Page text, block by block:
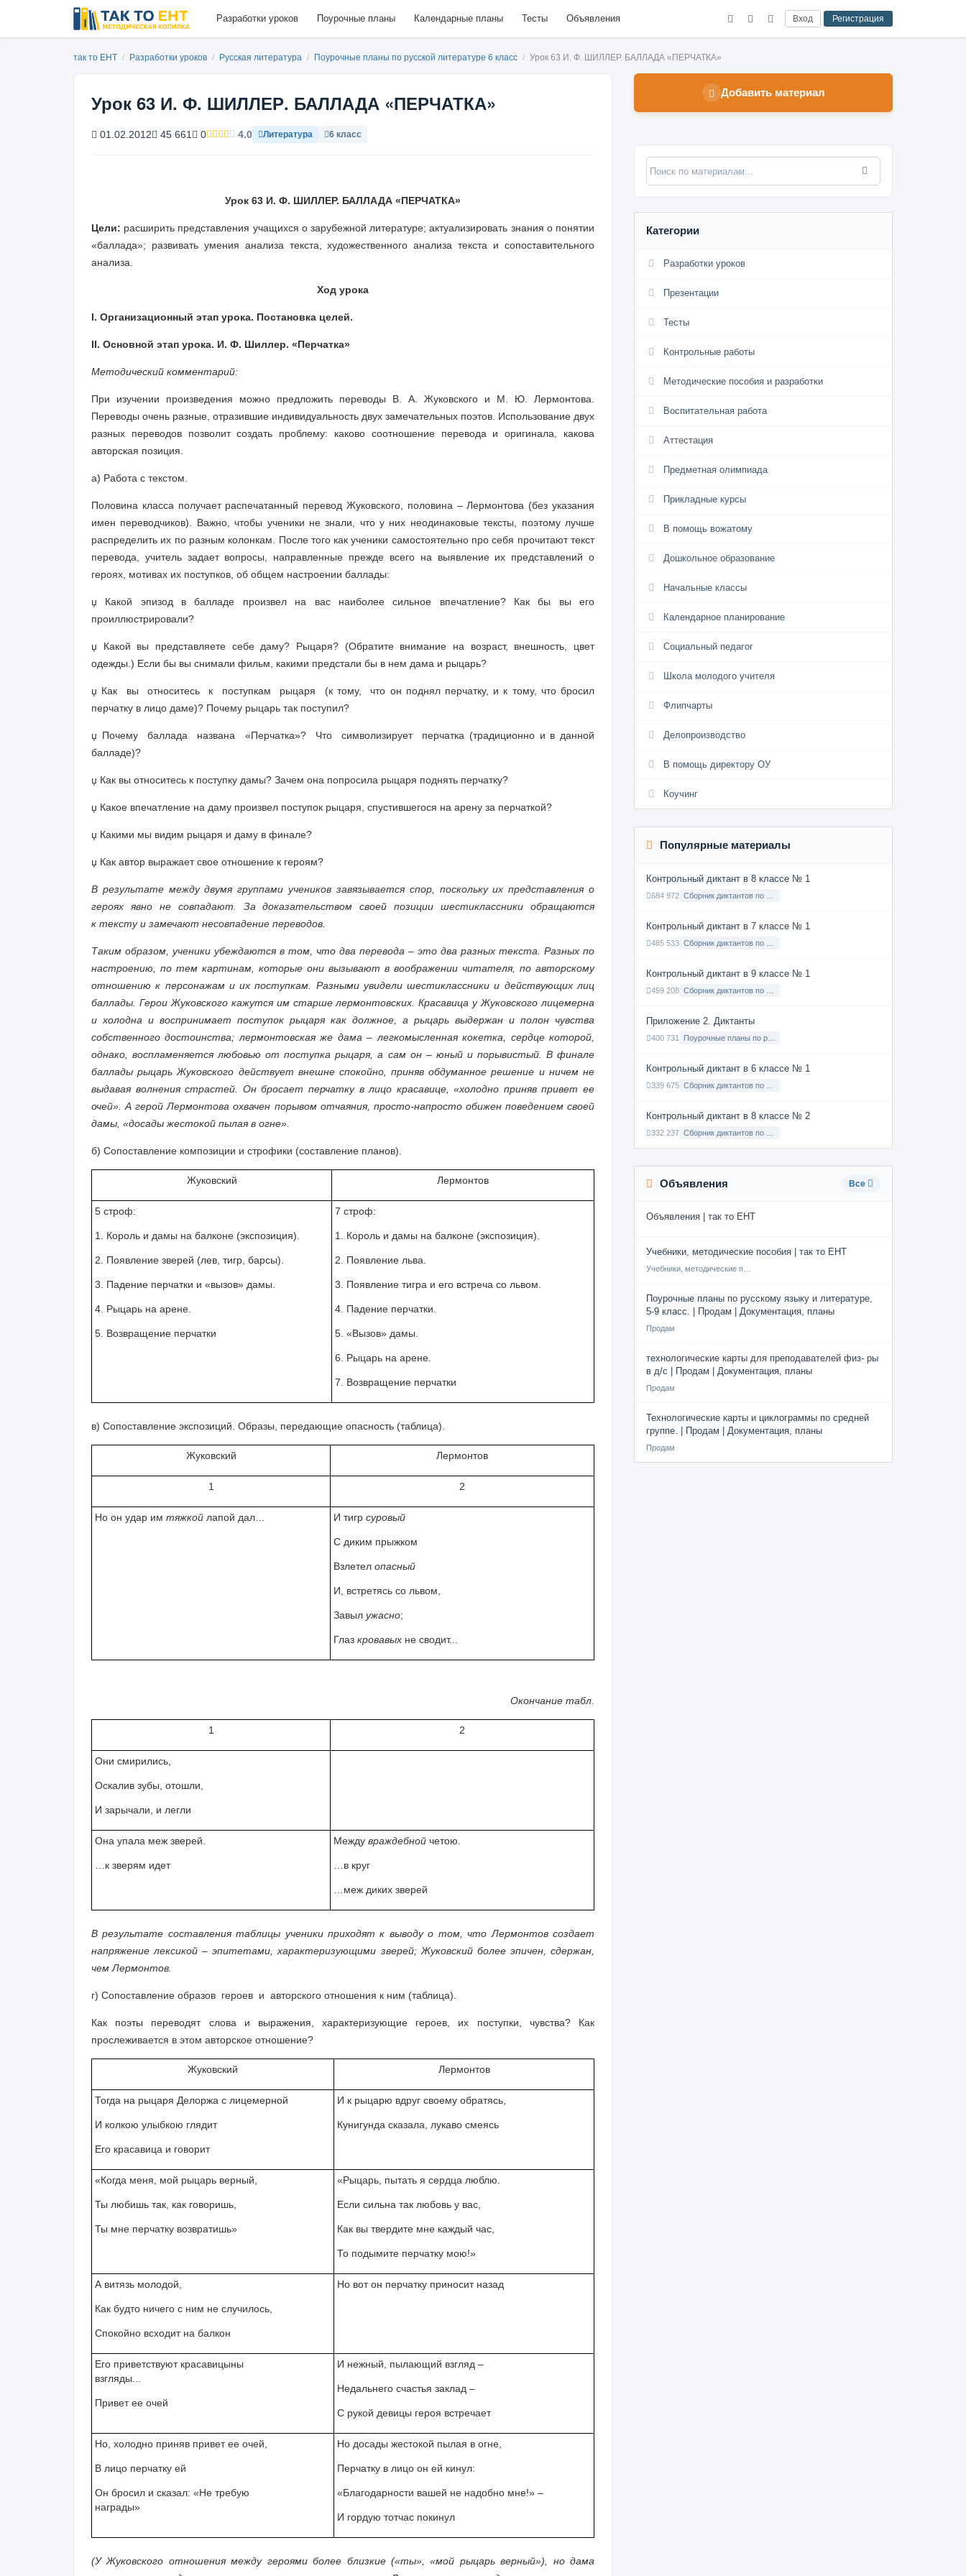
Разработки уроков Поурочные планы Календарные планы Тесты Объявления Вход Регистрация
так то ЕНТ / Разработки уроков / Русская литература / Поурочные планы по русской литературе 6 класс / Урок 63 И. Ф. ШИЛЛЕР. БАЛЛАДА «ПЕРЧАТКА»
Урок 63 И. Ф. ШИЛЛЕР. БАЛЛАДА «ПЕРЧАТКА»
01.02.2012 45 661 0 4.0 Литература 6 класс
Урок 63 И. Ф. ШИЛЛЕР. БАЛЛАДА «ПЕРЧАТКА»
Цели: расширить представления учащихся о зарубежной литературе; актуализировать знания о понятии
«баллада»; развивать умения анализа текста, художественного анализа текста и сопоставительного
анализа.
Ход урока
I. Организационный этап урока. Постановка целей.
II. Основной этап урока. И. Ф. Шиллер. «Перчатка»
Методический комментарий:
При изучении произведения можно предложить переводы В. А. Жуковского и М. Ю. Лермонтова.
Переводы очень разные, отразившие индивидуальность двух замечательных поэтов. Использование двух
разных переводов позволит создать проблему: каково соотношение перевода и оригинала, какова
авторская позиция.
а) Работа с текстом
Половина класса получает распечатанный перевод Жуковского, половина – Лермонтова (без указания
имен переводчиков). Важно, чтобы ученики не знали, что у них неодинаковые тексты, поэтому лучше
распределить их по разным колонкам. После того как ученики самостоятельно про себя прочитают текст
перевода, учитель задает вопросы, направленные прежде всего на выявление их представлений о
героях, мотивах их поступков, об общем настроении баллады:
џ Какой эпизод в балладе произвел на вас наиболее сильное впечатление? Как бы вы его
проиллюстрировали?
џ Какой вы представляете себе даму? Рыцаря? (Обратите внимание на возраст, внешность, цвет
одежды.) Если бы вы снимали фильм, какими предстали бы в нем дама и рыцарь?
џ Как вы относитесь к поступкам рыцаря (к тому, что он поднял перчатку, и к тому, что бросил
перчатку в лицо даме)? Почему рыцарь так поступил?
џ Почему баллада названа «Перчатка»? Что символизирует перчатка (традиционно и в данной
балладе)?
џ Как вы относитесь к поступку дамы? Зачем она попросила рыцаря поднять перчатку?
џ Какое впечатление на даму произвел поступок рыцаря, спустившегося на арену за перчаткой?
џ Какими мы видим рыцаря и даму в финале?
џ Как автор выражает свое отношение к героям?
В результате между двумя группами учеников завязывается спор, поскольку их представления о
героях явно не совпадают. За доказательством своей позиции шестиклассники обращаются
к тексту и замечают несовпадение переводов.
Таким образом, ученики убеждаются в том, что два перевода – это два разных текста. Разных по
настроению, по тем картинам, которые они вызывают в воображении читателя, по авторскому
отношению к персонажам и их поступкам. Разными увидели шестиклассники и действующих лиц
баллады. Герои Жуковского кажутся им старше лермонтовских. Красавица у Жуковского лицемерна
и холодна и воспринимает поступок рыцаря как должное, а рыцарь выдержан и полон чувства
собственного достоинства; лермонтовская же дама – легкомысленная кокетка, сердце которой,
однако, воспламеняется любовью от поступка рыцаря, а сам он – юный и порывистый. В финале
баллады рыцарь Жуковского действует внешне спокойно, приняв обдуманное решение и ничем не
выдавая волнения страстей. Он бросает перчатку в лицо красавице, «холодно приняв привет ее
очей». А герой Лермонтова охвачен порывом отчаяния, просто-напросто обижен поведением своей
дамы, «досады жестокой пылая в огне».
б) Сопоставление композиции и строфики (составление планов).
Жуковский Лермонтов
5 строф:
1. Король и дамы на балконе (экспозиция).
2. Появление зверей (лев, тигр, барсы).
3. Падение перчатки и «вызов» дамы.
4. Рыцарь на арене.
5. Возвращение перчатки
7 строф:
1. Король и дамы на балконе (экспозиция).
2. Появление льва.
3. Появление тигра и его встреча со львом.
4. Падение перчатки.
5. «Вызов» дамы.
6. Рыцарь на арене.
7. Возвращение перчатки
в) Сопоставление экспозиций . Образы, передающие опасность (таблица).
Жуковский Лермонтов
1 2
Но он удар им тяжкой лапой дал… И тигр суровый
С диким прыжком
Взлетел опасный
И, встретясь со львом,
Завыл ужасно;
Глаз кровавых не сводит...
Окончание табл.
1 2
Они смирились,
Оскалив зубы, отошли,
И зарычали, и легли
Она упала меж зверей.
…к зверям идет
Между враждебной четою.
…в круг
…меж диких зверей
В результате составления таблицы ученики приходят к выводу о том, что Лермонтов создает
напряжение лексикой – эпитетами, характеризующими зверей; Жуковский более эпичен, сдержан,
чем Лермонтов.
г) Сопоставление образов героев и авторского отношения к ним (таблица).
Как поэты переводят слова и выражения, характеризующие героев, их поступки, чувства? Как
прослеживается в этом авторское отношение?
Жуковский Лермонтов
Тогда на рыцаря Делоржа с лицемерной
И колкою улыбкою глядит
Его красавица и говорит
И к рыцарю вдруг своему обратясь,
Кунигунда сказала, лукаво смеясь
«Когда меня, мой рыцарь верный,
Ты любишь так, как говоришь,
Ты мне перчатку возвратишь»
«Рыцарь, пытать я сердца люблю.
Если сильна так любовь у вас,
Как вы твердите мне каждый час,
То подымите перчатку мою!»
А витязь молодой,
Как будто ничего с ним не случилось,
Спокойно всходит на балкон
Но вот он перчатку приносит назад
Его приветствуют красавицыны
взгляды...
Привет ее очей
И нежный, пылающий взгляд –
Недальнего счастья заклад –
С рукой девицы героя встречает
Но, холодно приняв привет ее очей,
В лицо перчатку ей
Он бросил и сказал: «Не требую
награды»
Но досады жестокой пылая в огне,
Перчатку в лицо он ей кинул:
«Благодарности вашей не надобно мне!» –
И гордую тотчас покинул
(У Жуковского отношения между героями более близкие («ты», «мой рыцарь верный»), но дама
Добавить материал
Категории
Разработки уроков
Презентации
Тесты
Контрольные работы
Методические пособия и разработки
Воспитательная работа
Аттестация
Предметная олимпиада
Прикладные курсы
В помощь вожатому
Дошкольное образование
Начальные классы
Календарное планирование
Социальный педагог
Школа молодого учителя
Флипчарты
Делопроизводство
В помощь директору ОУ
Коучинг
Популярные материалы
Контрольный диктант в 8 классе № 1
684 972
Контрольный диктант в 7 классе № 1
485 533
Контрольный диктант в 9 классе № 1
459 208
Приложение 2. Диктанты
400 731
Контрольный диктант в 6 классе № 1
339 675
Контрольный диктант в 8 классе № 2
332 237
Объявления Все
Объявления | так то ЕНТ
Учебники, методические пособия | так то ЕНТ
Поурочные планы по русскому языку и литературе,
5-9 класс. | Продам | Документация, планы
Продам
технологические карты для преподавателей физ- ры
в д/с | Продам | Документация, планы
Продам
Технологические карты и циклограммы по средней
группе. | Продам | Документация, планы
Продам